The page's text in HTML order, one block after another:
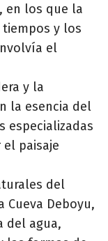
en los que la
y los
el
y la
la esencia del
especializadas
paisaje
del
Cueva Deboyu,
del agua,